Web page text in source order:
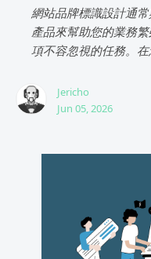
網站品牌標識設計通
產品來幫助您的業務
項不容忽視的任務。在
Jericho
Jun 05, 2026